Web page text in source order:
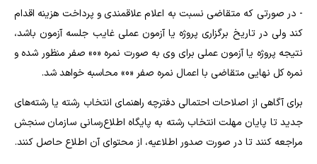
- در صورتی که متقاضی نسبت به اعلام علاقمندی و پرداخت هزینه اقدام
کند ولی در تاریخ برگزاری پروژه یا آزمون عملی غایب جلسه آزمون باشد،
نتیجه پروژه یا آزمون عملی برای وی به صورت نمره «0» صفر منظور شده و
نمره کل نهایی متقاضی با اعمال نمره صفر «0» محاسبه خواهد شد.
برای آگاهی از اصلاحات احتمالی دفترچه راهنمای انتخاب رشته یا رشته‌های
جدید تا پایان مهلت انتخاب رشته به پایگاه اطلاع‌رسانی سازمان سنجش
مراجعه کنند تا در صورت صدور اطلاعیه، از محتوای آن اطلاع حاصل کنند.